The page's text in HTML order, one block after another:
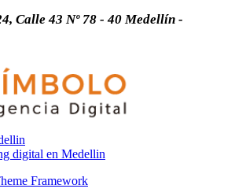
Calle 43 Nº 78 - 40 Medellín -
digital en Medellin
Framework